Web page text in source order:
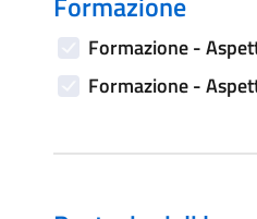
Formazione -
Formazione -